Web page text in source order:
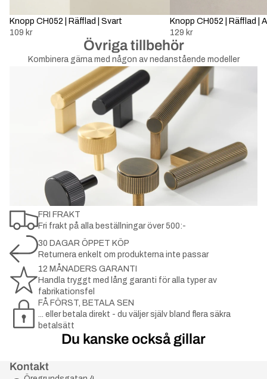
Knopp CH052 | Räfflad | Svart
109 kr
Knopp CH052 | Räfflad |
129 kr
Övriga tillbehör
Kombinera gärna med någon av nedanstående modeller
FRI FRAKT
Fri frakt på alla beställningar över 500:-
30 DAGAR ÖPPET KÖP
Returnera enkelt om produkterna inte passar
12 MÅNADERS GARANTI
Handla tryggt med lång garanti för alla typer av
fabrikationsfel
FÅ FÖRST, BETALA SEN
... eller betala direkt - du väljer själv bland flera säkra
betalsätt
Du kanske också gillar
Kontakt